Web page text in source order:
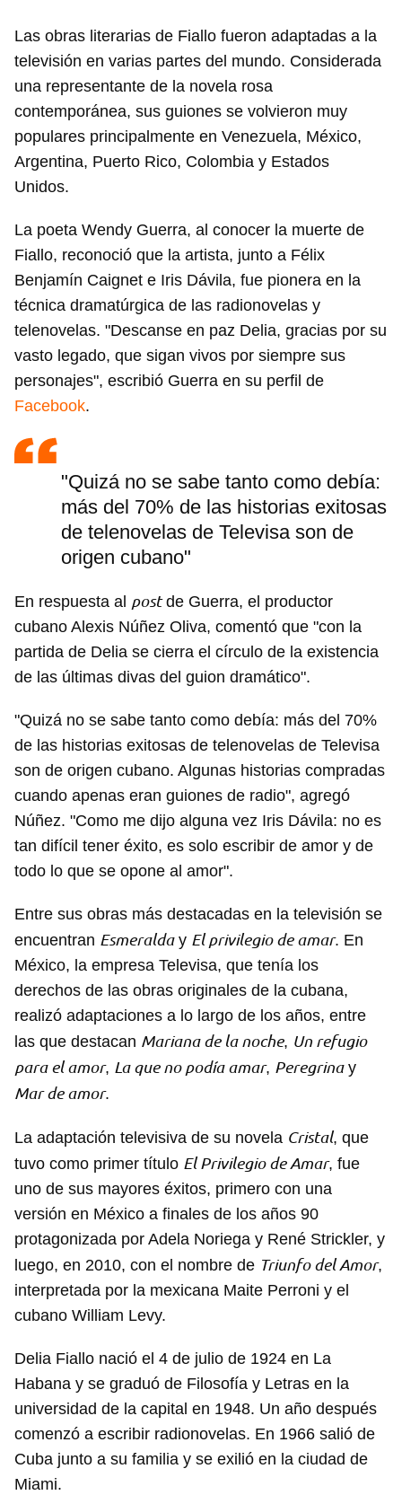
Las obras literarias de Fiallo fueron adaptadas a la
televisión en varias partes del mundo. Considerada
una representante de la novela rosa
contemporánea, sus guiones se volvieron muy
populares principalmente en Venezuela, México,
Argentina, Puerto Rico, Colombia y Estados
Unidos.
La poeta Wendy Guerra, al conocer la muerte de
Fiallo, reconoció que la artista, junto a Félix
Benjamín Caignet e Iris Dávila, fue pionera en la
técnica dramatúrgica de las radionovelas y
telenovelas. "Descanse en paz Delia, gracias por su
vasto legado, que sigan vivos por siempre sus
personajes", escribió Guerra en su perfil de
Facebook.
"Quizá no se sabe tanto como debía:
más del 70% de las historias exitosas
de telenovelas de Televisa son de
origen cubano"
En respuesta al postde Guerra, el productor
cubano Alexis Núñez Oliva, comentó que "con la
partida de Delia se cierra el círculo de la existencia
de las últimas divas del guion dramático".
"Quizá no se sabe tanto como debía: más del 70%
de las historias exitosas de telenovelas de Televisa
son de origen cubano. Algunas historias compradas
cuando apenas eran guiones de radio", agregó
Núñez. "Como me dijo alguna vez Iris Dávila: no es
tan difícil tener éxito, es solo escribir de amor y de
todo lo que se opone al amor".
Entre sus obras más destacadas en la televisión se
encuentran Esmeralday El privilegio de amar. En
México, la empresa Televisa, que tenía los
derechos de las obras originales de la cubana,
realizó adaptaciones a lo largo de los años, entre
las que destacan Mariana de la noche, Un refugio
para el amor, La que no podía amar, Peregrinay
Mar de amor.
La adaptación televisiva de su novela Cristal, que
tuvo como primer título El Privilegio de Amar, fue
uno de sus mayores éxitos, primero con una
versión en México a finales de los años 90
protagonizada por Adela Noriega y René Strickler, y
luego, en 2010, con el nombre de Triunfo del Amor,
interpretada por la mexicana Maite Perroni y el
cubano William Levy.
Delia Fiallo nació el 4 de julio de 1924 en La
Habana y se graduó de Filosofía y Letras en la
universidad de la capital en 1948. Un año después
comenzó a escribir radionovelas. En 1966 salió de
Cuba junto a su familia y se exilió en la ciudad de
Miami.